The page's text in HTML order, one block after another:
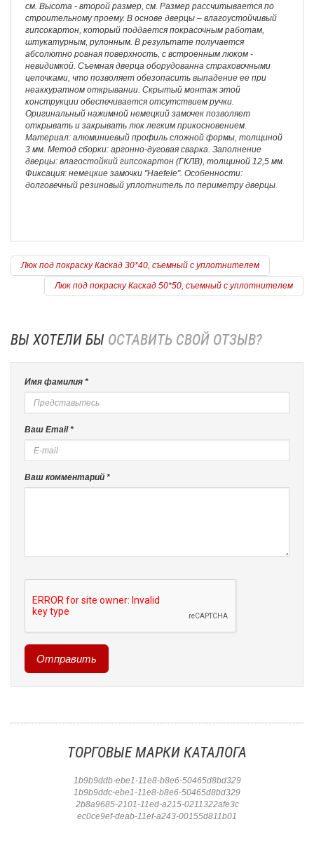
см. Высота - второй размер, см. Размер рассчитывается по
строительному проему. В основе дверцы – влагоустойчивый
гипсокартон, который поддается покрасочным работам,
штукатурным, рулонным. В результате получается
абсолютно ровная поверхность, с встроенным люком -
невидимкой. Съемная дверца оборудованна страховочными
цепочками, что позволяет обезопасить выпадение ее при
неаккуратном открывании. Скрытый монтаж этой
конструкции обеспечивается отсутствием ручки.
Оригинальный нажимной немецкий замочек позволяет
открывать и закрывать люк легким прикосновением.
Материал: алюминиевый профиль сложной формы, толщиной
3 мм. Метод сборки: аргонно-дуговая сварка. Заполнение
дверцы: влагостойкий гипсокартон (ГКЛВ), толщиной 12,5 мм.
Фиксация: немецкие замочки "Haefele". Особенности:
долговечный резиновый уплотнитель по периметру дверцы.
Люк под покраску Каскад 30*40, съемный с уплотнителем
Люк под покраску Каскад 50*50, съемный с уплотнителем
ВЫ ХОТЕЛИ БЫ ОСТАВИТЬ СВОЙ ОТЗЫВ?
Имя фамилия *
Ваш Email *
Ваш комментарий *
ТОРГОВЫЕ МАРКИ КАТАЛОГА
1b9b9ddb-ebe1-11e8-b8e6-50465d8bd329
1b9b9ddc-ebe1-11e8-b8e6-50465d8bd329
2b8a9685-2101-11ed-a215-0211322afe3c
ec0ce9ef-deab-11ef-a243-00155d811b01